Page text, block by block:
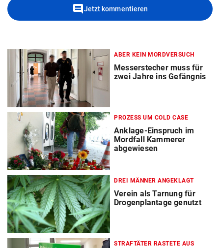
commentJetzt kommentieren
ABER KEIN MORDVERSUCH
Messerstecher muss für
zwei Jahre ins Gefängnis
PROZESS UM COLD CASE
Anklage-Einspruch im
Mordfall Kammerer
abgewiesen
DREI MÄNNER ANGEKLAGT
Verein als Tarnung für
Drogenplantage genutzt
STRAFTÄTER RASTETE AUS